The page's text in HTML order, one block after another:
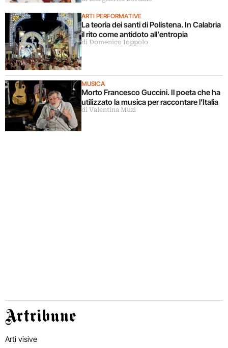
ARTI PERFORMATIVE
La teoria dei santi di Polistena. In Calabria
il rito come antidoto all’entropia
di Domenico Ioppolo
MUSICA
Morto Francesco Guccini. Il poeta che ha
utilizzato la musica per raccontare l’Italia
di Valentina Muzi
Artribune
Arti visive